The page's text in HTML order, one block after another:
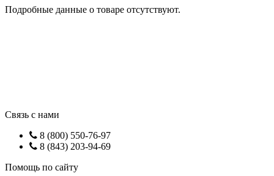
Подробные данные о товаре отсутствуют.
Связь с нами
8 (800) 550-76-97
8 (843) 203-94-69
Помощь по сайту